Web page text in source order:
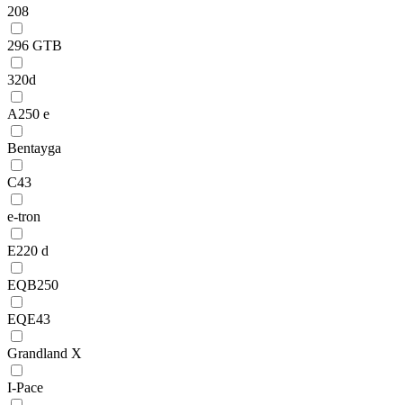
208
296 GTB
320d
A250 e
Bentayga
C43
e-tron
E220 d
EQB250
EQE43
Grandland X
I-Pace